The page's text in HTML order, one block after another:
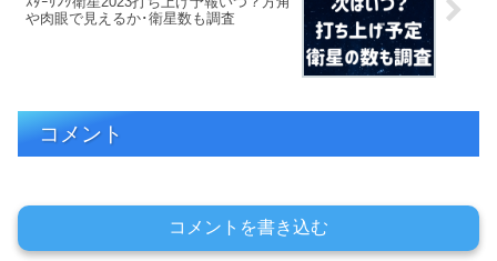
や肉眼で見えるか･衛星数も調査
コメント
コメントを書き込む